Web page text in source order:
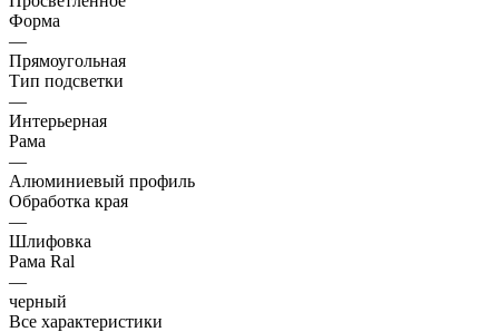
Форма
—
Прямоугольная
Тип подсветки
—
Интерьерная
Рама
—
Алюминиевый профиль
Обработка края
—
Шлифовка
Рама Ral
—
черный
Все характеристики